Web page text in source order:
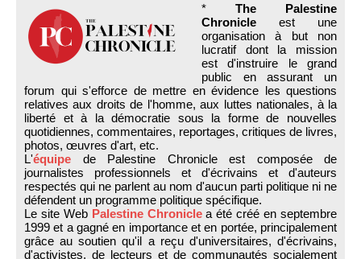
* The Palestine
Chronicle est une
organisation à but non
lucratif dont la mission
est d'instruire le grand
public en assurant un
forum qui s'efforce de mettre en évidence les questions
relatives aux droits de l'homme, aux luttes nationales, à la
liberté et à la démocratie sous la forme de nouvelles
quotidiennes, commentaires, reportages, critiques de livres,
photos, œuvres d'art, etc.
L'équipe de Palestine Chronicle est composée de
journalistes professionnels et d'écrivains et d'auteurs
respectés qui ne parlent au nom d'aucun parti politique ni ne
défendent un programme politique spécifique.
Le site Web Palestine Chroniclea été créé en septembre
1999 et a gagné en importance et en portée, principalement
grâce au soutien qu'il a reçu d'universitaires, d'écrivains,
d'activistes, de lecteurs et de communautés socialement